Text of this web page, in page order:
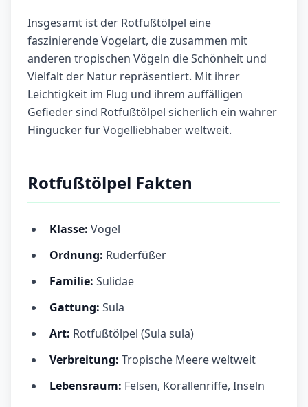
Insgesamt ist der Rotfußtölpel eine
faszinierende Vogelart, die zusammen mit
anderen tropischen Vögeln die Schönheit und
Vielfalt der Natur repräsentiert. Mit ihrer
Leichtigkeit im Flug und ihrem auffälligen
Gefieder sind Rotfußtölpel sicherlich ein wahrer
Hingucker für Vogelliebhaber weltweit.
Rotfußtölpel Fakten
Klasse: Vögel
Ordnung: Ruderfüßer
Familie: Sulidae
Gattung: Sula
Art: Rotfußtölpel (Sula sula)
Verbreitung: Tropische Meere weltweit
Lebensraum: Felsen, Korallenriffe, Inseln